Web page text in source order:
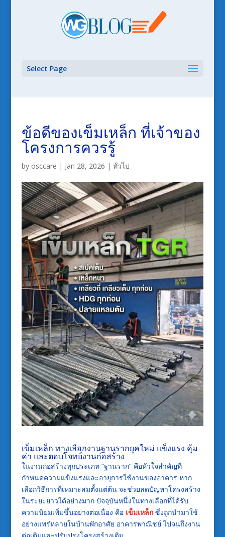
Select Page
ข้อดีของเข็มเหล็ก ที่เจ้าของ
โครงการควรรู้
by osccare | Jan 28, 2026 | ทั่วไป
เข็มเหล็ก ทางเลือกงานฐานรากยุคใหม่ แข็งแรง คุ้ม
ค่า และตอบโจทย์งานก่อสร้าง
ในงานก่อสร้างทุกประเภท “ฐานราก” คือหัวใจสำคัญที่
กำหนดความแข็งแรงและอายุการใช้งานของอาคาร หาก
เลือกวิธีการที่เหมาะสมตั้งแต่ต้น จะช่วยลดปัญหาโครงสร้าง
ในระยะยาวได้อย่างมาก ปัจจุบันหนึ่งในทางเลือกที่ได้รับ
ความนิยมเพิ่มขึ้นอย่างต่อเนื่อง คือ เข็มเหล็กซึ่งถูกนำมาใช้
อย่างแพร่หลายในบ้านพักอาศัย อาคารพาณิชย์ ไปจนถึงงาน